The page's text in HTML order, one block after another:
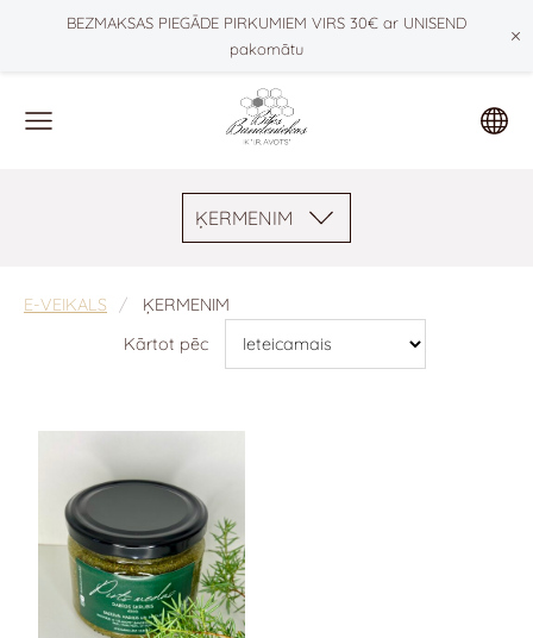
BEZMAKSAS PIEGĀDE PIRKUMIEM VIRS 30€ ar UNISEND
pakomātu
×
ĶERMENIM
E-VEIKALS
ĶERMENIM
Kārtot pēc